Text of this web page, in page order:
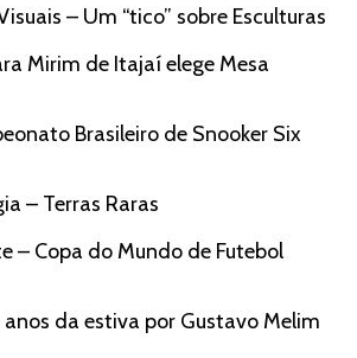
– Um “tico” sobre Esculturas
Mirim de Itajaí elege Mesa
Brasileiro de Snooker Six
– Terras Raras
– Copa do Mundo de Futebol
da estiva por Gustavo Melim